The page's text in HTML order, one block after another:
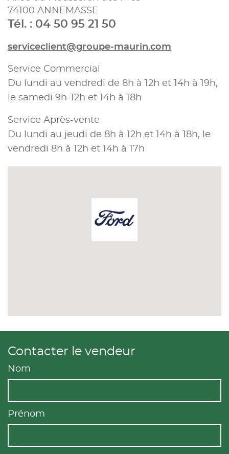
74100 ANNEMASSE
Tél. : 04 50 95 21 50
serviceclient@groupe-maurin.com
Service Commercial
Du lundi au vendredi de 8h à 12h et 14h à 19h,
le samedi 9h-12h et 14h à 18h
Service Après-vente
Du lundi au jeudi de 8h à 12h et 14h à 18h, le
vendredi 8h à 12h et 14h à 17h
Contacter le vendeur
Nom
Prénom